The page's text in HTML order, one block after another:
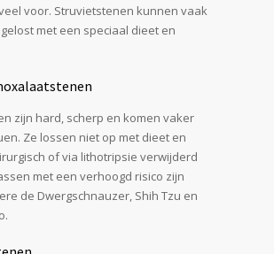
voor. Struvietstenen kunnen vaak
met een speciaal dieet en
zijn hard, scherp en komen vaker
Ze lossen niet op met dieet en
of via lithotripsie verwijderd
met een verhoogd risico zijn
de Dwergschnauzer, Shih Tzu en